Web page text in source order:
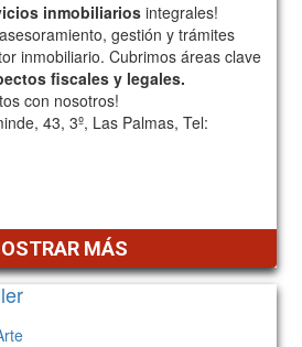
inmobiliariosintegrales!
gestión y trámites
inmobiliario. Cubrimos áreas clave
fiscales y legales.
con nosotros!
43, 3º, Las Palmas, Tel:
MÁS